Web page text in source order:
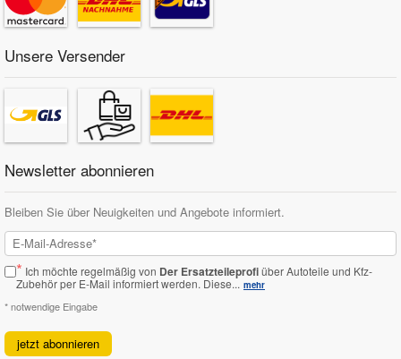
Unsere Versender
Newsletter abonnieren
Bleiben Sie über Neuigkeiten und Angebote informiert.
* Ich möchte regelmäßig von Der Ersatzteileprofiüber Autoteile und Kfz-
Zubehör per E-Mail informiert werden. Diese... mehr
* notwendige Eingabe
jetzt abonnieren